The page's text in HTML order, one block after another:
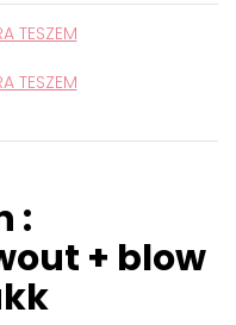
TESZEM
TESZEM
:
+ blow